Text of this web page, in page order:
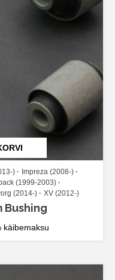
)
Impreza (2008-)
(1999-2003)
(2014-) XV (2012-)
Bushing
käibemaksu